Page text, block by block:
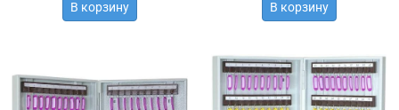
В корзину В корзину